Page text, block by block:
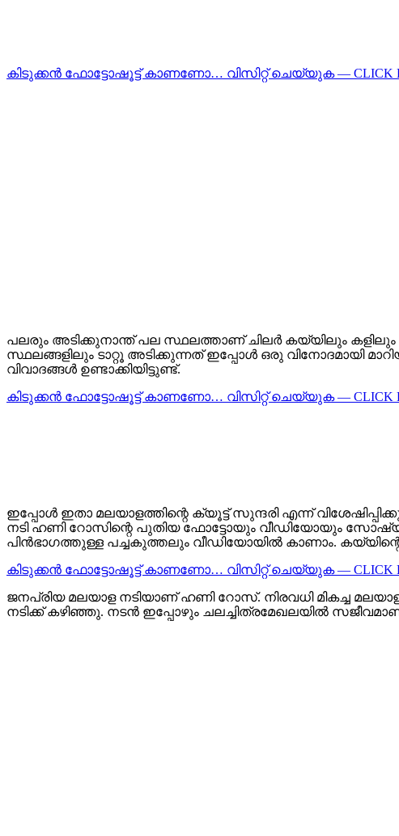
കിടുക്കന്‍ ഫോട്ടോഷൂട്ട്‌ കാണണോ… വിസിറ്റ് ചെയ്യുക — CLICK
പലരും അടിക്കുനാന്ത് പല സ്ഥലത്താണ് ചിലര്‍ കയ്യിലും
സ്ഥലങ്ങളിലും ടാറ്റൂ അടിക്കുന്നത് ഇപ്പോള്‍ ഒരു വിനോദമായി
വിവാദങ്ങള്‍ ഉണ്ടാക്കിയിട്ടുണ്ട്.
കിടുക്കന്‍ ഫോട്ടോഷൂട്ട്‌ കാണണോ… വിസിറ്റ് ചെയ്യുക — CLICK
ഇപ്പോള്‍ ഇതാ മലയാളത്തിന്റെ ക്യൂട്ട് സുന്ദരി എന്ന്
നടി ഹണി റോസിന്റെ പുതിയ ഫോട്ടോയും വീഡിയോയും
പിൻഭാഗത്തുള്ള പച്ചകുത്തലും വീഡിയോയിൽ കാണാം.
കിടുക്കന്‍ ഫോട്ടോഷൂട്ട്‌ കാണണോ… വിസിറ്റ് ചെയ്യുക — CLICK
ജനപ്രിയ മലയാള നടിയാണ് ഹണി റോസ്. നിരവധി മികച്ച
നടിക്ക് കഴിഞ്ഞു. നടൻ ഇപ്പോഴും ചലച്ചിത്രമേഖലയിൽ